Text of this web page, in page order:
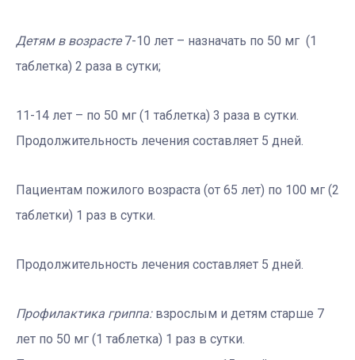
Детям в возрасте7-10 лет – назначать по 50 мг (1
таблетка) 2 раза в сутки;
11-14 лет – по 50 мг (1 таблетка) 3 раза в сутки.
Продолжительность лечения составляет 5 дней.
Пациентам пожилого возраста (от 65 лет) по 100 мг (2
таблетки) 1 раз в сутки.
Продолжительность лечения составляет 5 дней.
Профилактика гриппа:взрослым и детям старше 7
лет по 50 мг (1 таблетка) 1 раз в сутки.